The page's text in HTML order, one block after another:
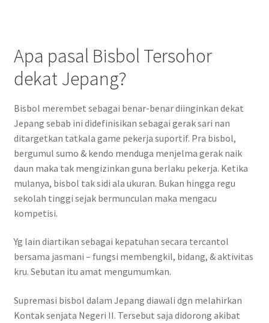
Apa pasal Bisbol Tersohor
dekat Jepang?
Bisbol merembet sebagai benar-benar diinginkan dekat
Jepang sebab ini didefinisikan sebagai gerak sari nan
ditargetkan tatkala game pekerja suportif. Pra bisbol,
bergumul sumo & kendo menduga menjelma gerak naik
daun maka tak mengizinkan guna berlaku pekerja. Ketika
mulanya, bisbol tak sidi ala ukuran. Bukan hingga regu
sekolah tinggi sejak bermunculan maka mengacu
kompetisi.
Yg lain diartikan sebagai kepatuhan secara tercantol
bersama jasmani – fungsi membengkil, bidang, & aktivitas
kru. Sebutan itu amat mengumumkan.
Supremasi bisbol dalam Jepang diawali dgn melahirkan
Kontak senjata Negeri II. Tersebut saja didorong akibat